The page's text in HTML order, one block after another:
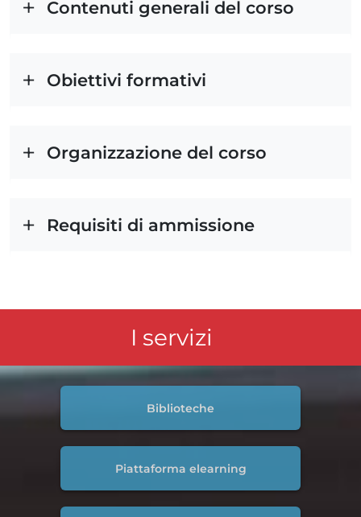
Contenuti generali del corso
Obiettivi formativi
Organizzazione del corso
Requisiti di ammissione
I servizi
Biblioteche
Piattaforma elearning